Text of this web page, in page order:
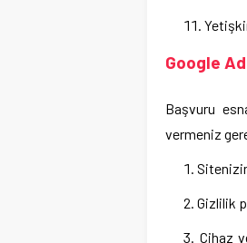
Google
Başvuru
vermeniz
Gizlilik
Cihaz